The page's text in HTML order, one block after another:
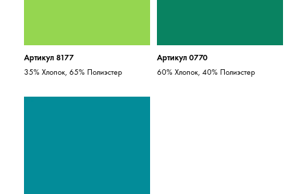
Артикул 8177
35% Хлопок, 65% Полиэстер
Артикул 0770
60% Хлопок, 40% Полиэстер